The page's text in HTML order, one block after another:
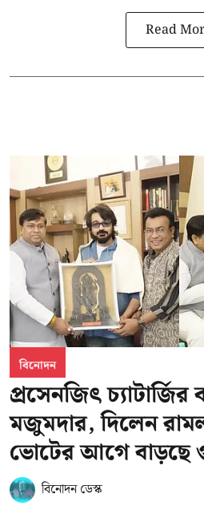
Read
বিনোদন
প্রসেনজিৎ চ্যাটার্জির
মজুমদার, দিলেন
ভোটের আগে বাড়ছে
বিনোদন ডেস্ক